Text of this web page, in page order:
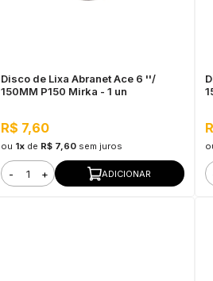
Disco de Lixa Abranet Ace 6 ''/
150MM P150 Mirka - 1 un
R$ 7,60
ou 1x de R$ 7,60 sem juros
- + ADICIONAR